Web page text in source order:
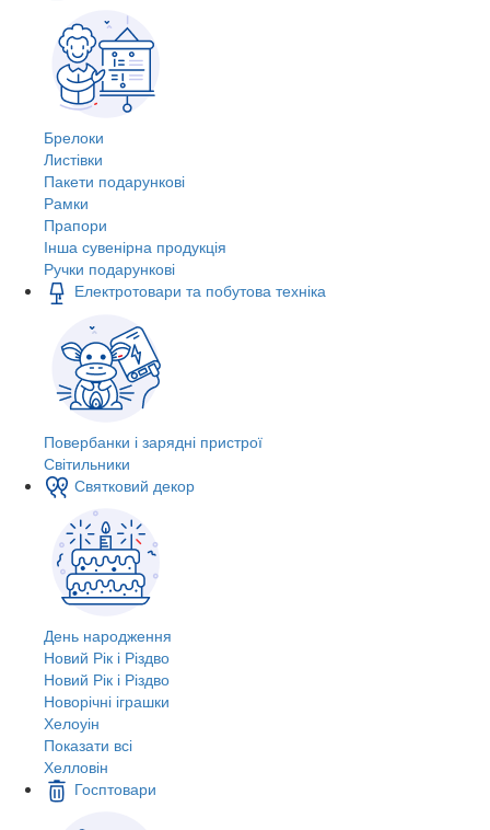
Брелоки
Листівки
Пакети подарункові
Рамки
Прапори
Інша сувенірна продукція
Ручки подарункові
Електротовари та побутова техніка
Повербанки і зарядні пристрої
Світильники
Святковий декор
День народження
Новий Рік і Різдво
Новий Рік і Різдво
Новорічні іграшки
Хелоуін
Показати всі
Хелловін
Госптовари